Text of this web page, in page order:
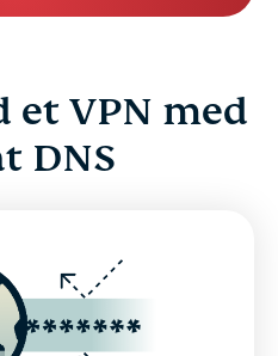
et VPN med
DNS